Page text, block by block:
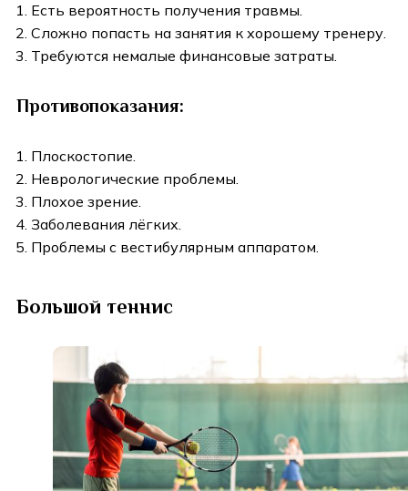
Есть вероятность получения травмы.
Сложно попасть на занятия к хорошему тренеру.
Требуются немалые финансовые затраты.
Противопоказания:
Плоскостопие.
Неврологические проблемы.
Плохое зрение.
Заболевания лёгких.
Проблемы с вестибулярным аппаратом.
Большой теннис